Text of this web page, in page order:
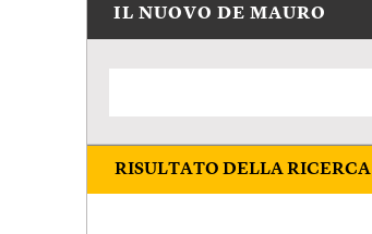
IL NUOVO DE MAURO
RISULTATO DELLA RICERCA